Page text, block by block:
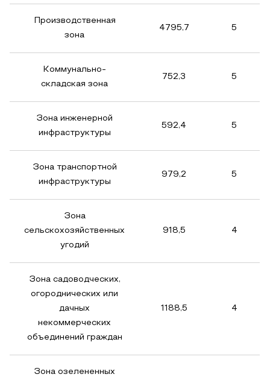
Производственная
зона
4795,7 5
Коммунально-
складская зона
752,3 5
Зона инженерной
инфраструктуры
592,4 5
Зона транспортной
инфраструктуры
979,2 5
Зона
сельскохозяйственных
угодий
918,5 4
Зона садоводческих,
огороднических или
дачных
некоммерческих
объединений граждан
1188,5 4
Зона озелененных